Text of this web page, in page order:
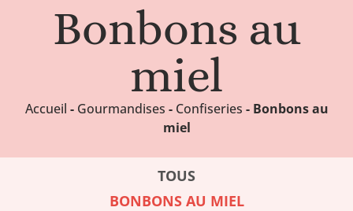
Bonbons au
miel
Accueil - Gourmandises - Confiseries - Bonbons au
miel
TOUS
BONBONS AU MIEL